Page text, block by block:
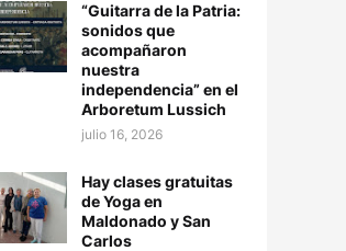
“Guitarra de la Patria:
sonidos que
acompañaron
nuestra
independencia” en el
Arboretum Lussich
julio 16, 2026
Hay clases gratuitas
de Yoga en
Maldonado y San
Carlos